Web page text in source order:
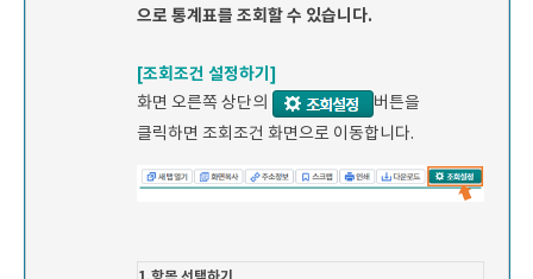
으로 통계표를 조회할 수 있습니다.
[조회조건 설정하기]
화면 오른쪽 상단의
버튼을
클릭하면 조회조건 화면으로 이동합니다.